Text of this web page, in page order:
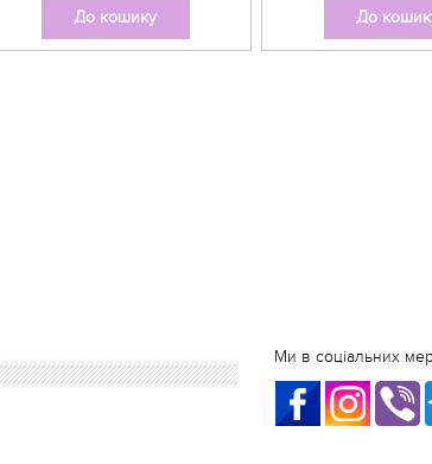
До кошику До
Ми в соціальних